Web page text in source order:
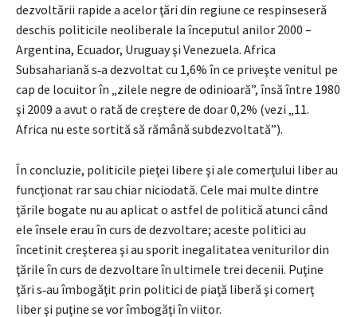
dezvoltării rapide a acelor ţări din regiune ce respin­seseră
deschis politicile neoliberale la începutul anilor 2000 –
Argentina, Ecuador, Uruguay şi Venezuela. Africa
Subsahariană s‑a dezvoltat cu 1,6% în ce priveşte venitul pe
cap de locuitor în „zilele negre de odinioară”, însă între 1980
şi 2009 a avut o rată de creştere de doar 0,2% (vezi „11.
Africa nu este sortită să rămână subdezvoltată”).
În concluzie, politicile pieţei libere şi ale comerţului liber au
funcţionat rar sau chiar niciodată. Cele mai multe dintre
ţările bogate nu au aplicat o astfel de politică atunci când
ele însele erau în curs de dezvoltare; aceste politici au
încetinit creşterea şi au sporit inegalitatea veniturilor din
ţările în curs de dezvoltare în ultimele trei decenii. Puţine
ţări s‑au îmbogăţit prin politici de piaţă liberă şi comerţ
liber şi puţine se vor îmbogăţi în viitor.